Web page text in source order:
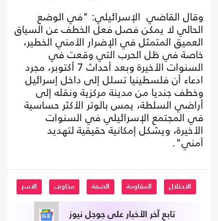
وقال القاضي الإسرائيلي: "في الوضع
الحالي لا يمكن فصل فعل الخطف عن السياق
العميق المتمثل في الإضرار الأمني الخطير،
خاصة في ظل الحرب التي وقعت في
السنوات الأخيرة وبعد أحداث 7 أكتوبر، مجرد
ادعاء أن فلسطينيا تسلل إلى داخل إسرائيل
وخطف جنديا من مدينة مركزية ونقله إلى
أراضي السلطة، يمس بالوتر الأكثر حساسية
في المجتمع الإسرائيلي في السنوات
الأخيرة، ويشكل إمكانية حقيقية لتهديد
أمني".
الاحتلال المقاومة الضفة مخاوف الاسر
تابع آخر الأخبار على جوجل نيوز